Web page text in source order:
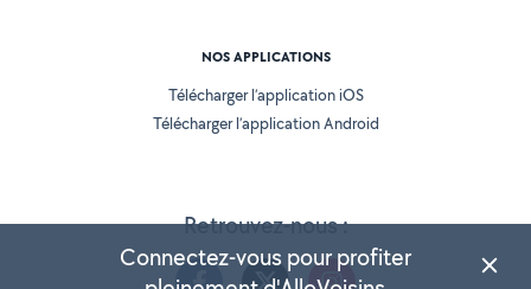
Retrouvez-nous :
NOS APPLICATIONS
Télécharger l’application iOS
Télécharger l’application Android
Connectez-vous pour profiter